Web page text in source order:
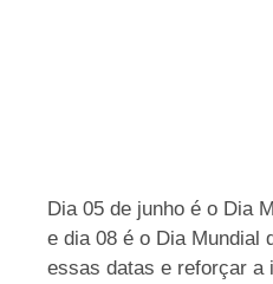
Dia 05 de junho é o Dia
e dia 08 é o Dia Mundial
essas datas e reforçar a